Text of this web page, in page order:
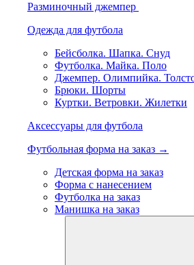
Разминочный джемпер
Одежда для футбола
Бейсболка. Шапка. Снуд
Футболка. Майка. Поло
Джемпер. Олимпийка.
Брюки. Шорты
Куртки. Ветровки. Жилетки
Аксессуары для футбола
Футбольная форма на заказ →
Детская форма на заказ
Форма с нанесением
Футболка на заказ
Манишка на заказ